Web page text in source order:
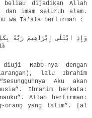
beliau dijadikan Allah
dan imam seluruh alam.
wa Ta’ala berfirman :
وَإِذِ ابْتَلَى إِبْرَاهِيمَ رَبُّهُ
Rabb-nya dengan
lalu Ibrahim
Aku akan
Ibrahim berkata:
Allah berfirman:
orang yang lalim”. [al